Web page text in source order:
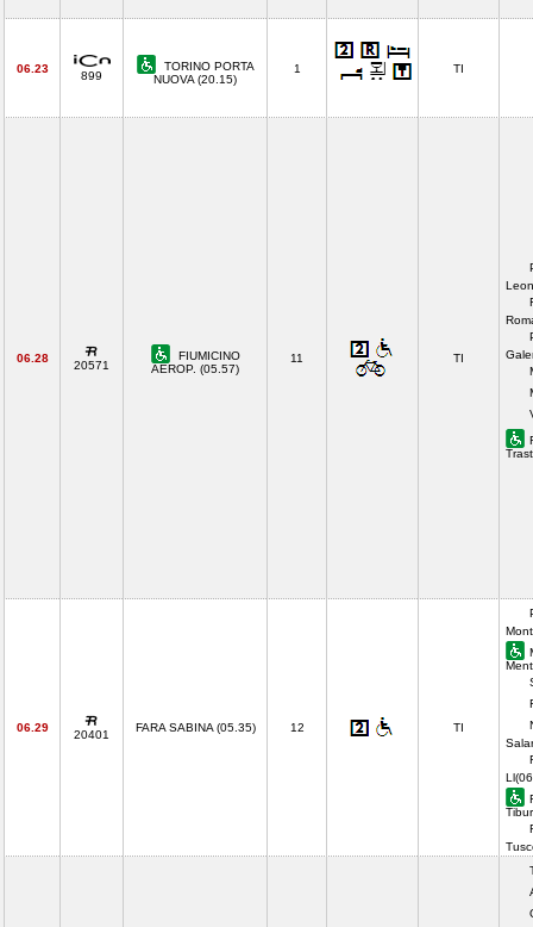
06.23
899
TORINO PORTA
NUOVA (20.15)
1 TI
06.28
20571
FIUMICINO
AEROP. (05.57)
11 TI
06.29
20401
FARA SABINA (05.35) 12 TI